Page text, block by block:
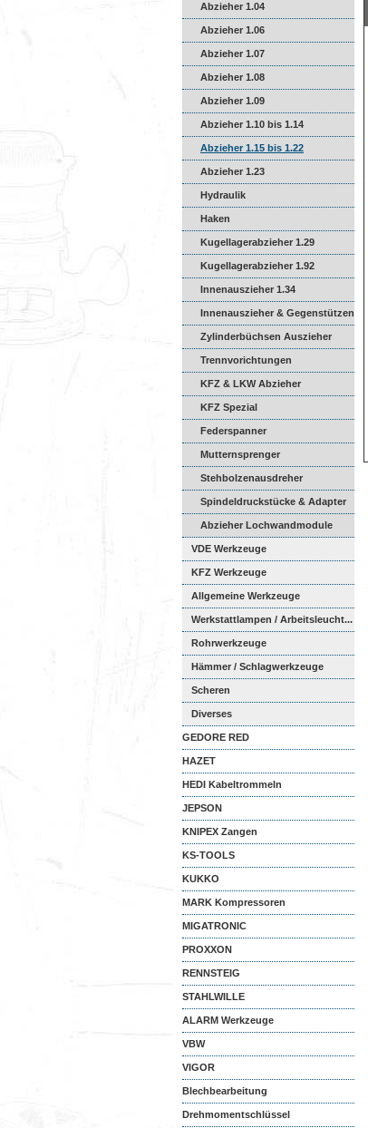
Abzieher 1.04
Abzieher 1.06
Abzieher 1.07
Abzieher 1.08
Abzieher 1.09
Abzieher 1.10 bis 1.14
Abzieher 1.15 bis 1.22
Abzieher 1.23
Hydraulik
Haken
Kugellagerabzieher 1.29
Kugellagerabzieher 1.92
Innenauszieher 1.34
Innenauszieher & Gegenstützen
Zylinderbüchsen Auszieher
Trennvorichtungen
KFZ & LKW Abzieher
KFZ Spezial
Federspanner
Mutternsprenger
Stehbolzenausdreher
Spindeldruckstücke & Adapter
Abzieher Lochwandmodule
VDE Werkzeuge
KFZ Werkzeuge
Allgemeine Werkzeuge
Werkstattlampen / Arbeitsleucht...
Rohrwerkzeuge
Hämmer / Schlagwerkzeuge
Scheren
Diverses
GEDORE RED
HAZET
HEDI Kabeltrommeln
JEPSON
KNIPEX Zangen
KS-TOOLS
KUKKO
MARK Kompressoren
MIGATRONIC
PROXXON
RENNSTEIG
STAHLWILLE
ALARM Werkzeuge
VBW
VIGOR
Blechbearbeitung
Drehmomentschlüssel